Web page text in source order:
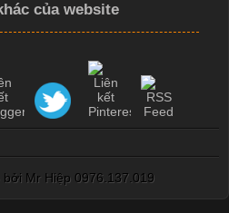
của website
bởi Mr Hiệp 0976.137.019